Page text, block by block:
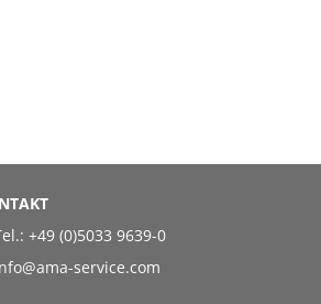
+49 (0)5033 9639-0
service.com